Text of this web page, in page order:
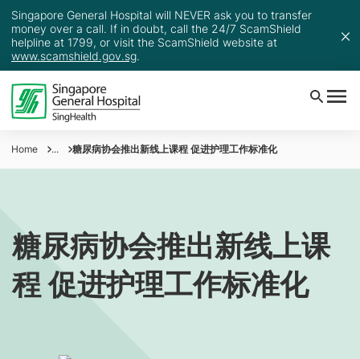
Singapore General Hospital will NEVER ask you to transfer
money over a call. If in doubt, call the 24/7 ScamShield
helpline at 1799, or visit the ScamShield website at
www.scamshield.gov.sg.
Home ... 糖尿病协会推出新线上课程 促进护理工作标准化
糖尿病协会推出新线上课
程 促进护理工作标准化